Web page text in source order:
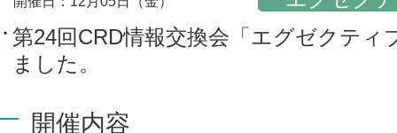
第24回CRD情報交換会「エグゼクティ
ました。
開催内容